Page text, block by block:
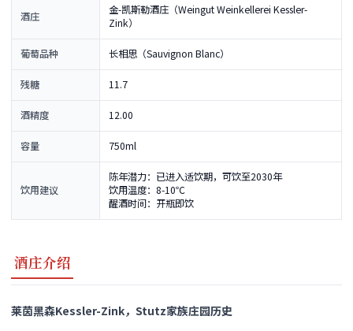
酒庄
金-凯斯勒酒庄（Weingut Weinkellerei Kessler-
Zink）
葡萄品种 长相思（Sauvignon Blanc）
残糖 11.7
酒精度 12.00
容量 750ml
饮用建议
陈年潜力：已进入适饮期，可饮至2030年
饮用温度：8-10℃
醒酒时间：开瓶即饮
酒庄介绍
莱茵黑森Kessler-Zink， Stutz家族庄园历史